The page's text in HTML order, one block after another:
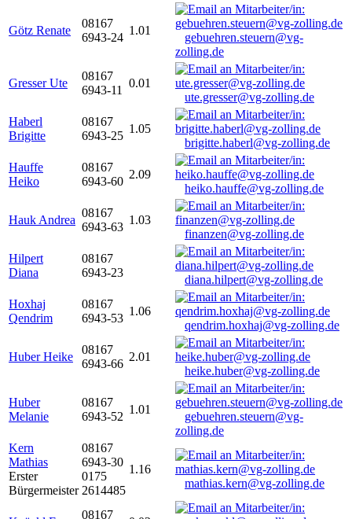
Götz Renate
08167
6943-24
1.01
gebuehren.steuern@vg-
zolling.de
Gresser Ute
08167
6943-11
0.01
ute.gresser@vg-zolling.de
Haberl
Brigitte
08167
6943-25
1.05
brigitte.haberl@vg-zolling.de
Hauffe
Heiko
08167
6943-60
2.09
heiko.hauffe@vg-zolling.de
Hauk Andrea
08167
6943-63
1.03
finanzen@vg-zolling.de
Hilpert
Diana
08167
6943-23
diana.hilpert@vg-zolling.de
Hoxhaj
Qendrim
08167
6943-53
1.06
qendrim.hoxhaj@vg-zolling.de
Huber Heike
08167
6943-66
2.01
heike.huber@vg-zolling.de
Huber
Melanie
08167
6943-52
1.01
gebuehren.steuern@vg-
zolling.de
Kern
Mathias
Erster
Bürgermeister
08167
6943-30
0175
2614485
1.16
mathias.kern@vg-zolling.de
08167